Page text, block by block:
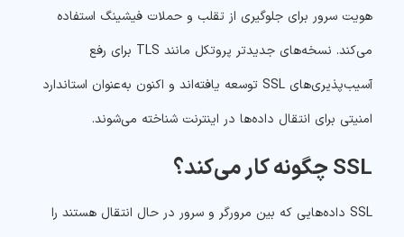
هویت سرور برای جلوگیری از تقلب و حملات فیشینگ استفاده
می‌کند. نسخه‌های جدیدتر پروتکل مانند TLS برای رفع
آسیب‌پذیری‌های SSL توسعه یافته‌اند و اکنون به‌عنوان استاندارد
امنیتی برای انتقال داده‌ها در اینترنت شناخته می‌شوند.
SSL چگونه کار می‌کند؟
SSL داده‌هایی که بین مرورگر و سرور در حال انتقال هستند را